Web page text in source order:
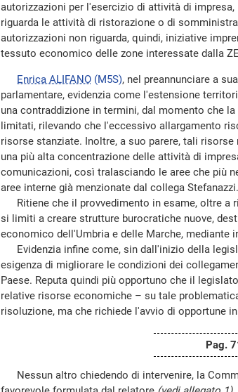
autorizzazioni per l'esercizio di attività di
riguarda le attività di ristorazione o di
autorizzazioni non riguarda, quindi, iniziative
tessuto economico delle zone interessate dalla
Enrica ALIFANO (M5S), nel preannunciare a
parlamentare, evidenzia come l'estensione
una contraddizione in termini, dal momento che
limitati, rilevando che l'eccessivo allargamento
risorse stanziate. Inoltre, a suo parere, tali
una più alta concentrazione delle attività di
comunicazioni, così tralasciando le aree che più
aree interne già menzionate dal collega Stefanazzi.
Ritiene che il provvedimento in esame, oltre a
si limiti a creare strutture burocratiche nuove,
economico dell'Umbria e delle Marche,
Evidenzia infine come, sin dall'inizio della
esigenza di migliorare le condizioni dei
Paese. Reputa quindi più opportuno che il
relative risorse economiche – su tale
risoluzione, ma che richiede l'avvio di opportune
Pag.
Nessun altro chiedendo di intervenire, la